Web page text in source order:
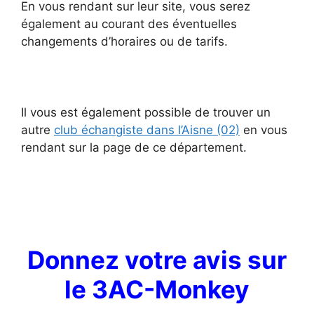
En vous rendant sur leur site, vous serez
également au courant des éventuelles
changements d’horaires ou de tarifs.
Il vous est également possible de trouver un
autre club échangiste dans l’Aisne (02) en vous
rendant sur la page de ce département.
Donnez votre avis sur
le 3AC-Monkey